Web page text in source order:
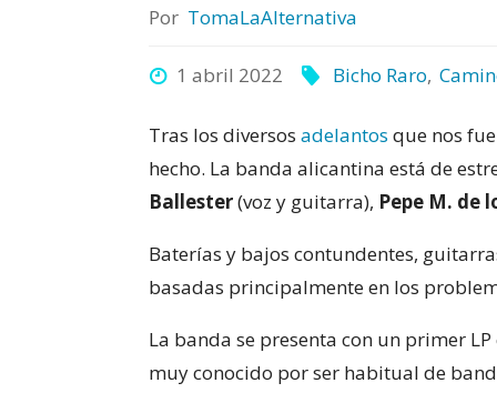
Por TomaLaAlternativa
1 abril 2022 Bicho Raro,
Tras los diversosadelantos que nos
hecho. La banda alicantina está de
Ballester(voz y guitarra), Pepe M. de
Baterías y bajos contundentes,
basadas principalmente en los
La banda se presenta con un primer
muy conocido por ser habitual de